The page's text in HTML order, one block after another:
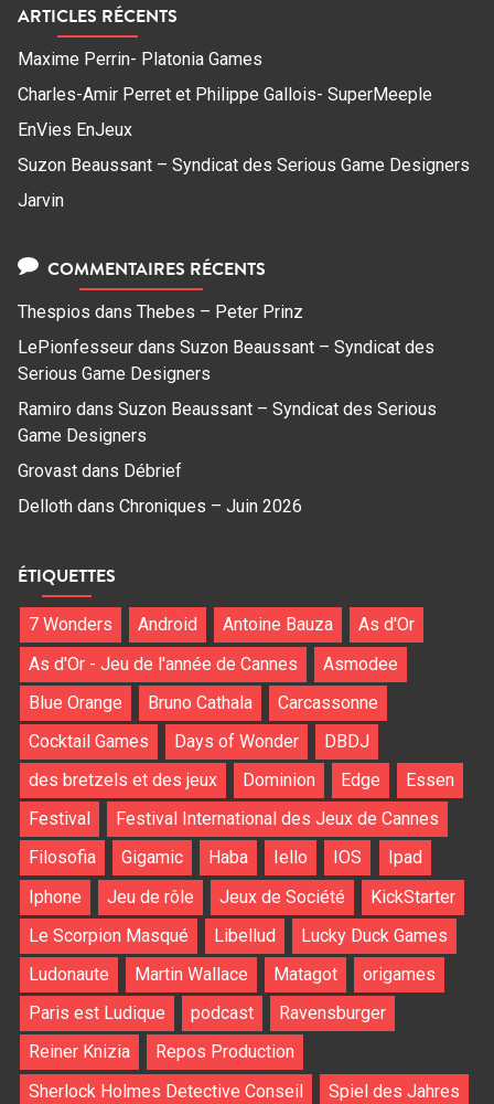
ARTICLES RÉCENTS
Maxime Perrin- Platonia Games
Charles-Amir Perret et Philippe Gallois- SuperMeeple
EnVies EnJeux
Suzon Beaussant – Syndicat des Serious Game Designers
Jarvin
COMMENTAIRES RÉCENTS
Thespios dans Thebes – Peter Prinz
LePionfesseur dans Suzon Beaussant – Syndicat des
Serious Game Designers
Ramiro dans Suzon Beaussant – Syndicat des Serious
Game Designers
Grovast dans Débrief
Delloth dans Chroniques – Juin 2026
ÉTIQUETTES
7 Wonders Android Antoine Bauza
As d'Or
As d'Or - Jeu de l'année de Cannes
Asmodee
Blue Orange
Bruno Cathala
Carcassonne
Cocktail Games
Days of Wonder
DBDJ
des bretzels et des jeux
Dominion Edge
Essen
Festival
Festival International des Jeux de Cannes
Filosofia
Gigamic Haba Iello IOS
Ipad
Iphone
Jeu de rôle Jeux de Société
KickStarter
Le Scorpion Masqué
Libellud
Lucky Duck Games
Ludonaute
Martin Wallace Matagot
origames
Paris est Ludique
podcast
Ravensburger
Reiner Knizia
Repos Production
Sherlock Holmes Detective Conseil
Spiel des Jahres